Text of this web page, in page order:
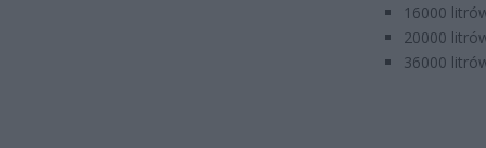
16000
20000
36000